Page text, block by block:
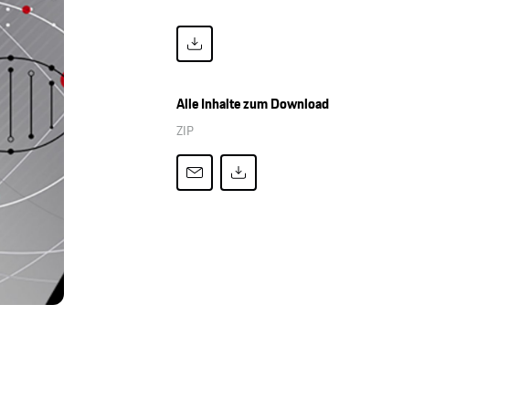
Alle Inhalte zum Download
ZIP